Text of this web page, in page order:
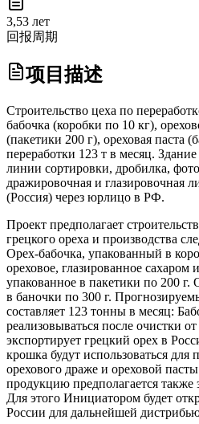
3,53 лет
回报周期
项目描述
Строительство цеха по
бабочка (коробки по 10 кг),
(пакетики 200 г), ореховая паста
переработки 123 т в месяц.
линии сортировки, дробилка,
дражировочная и глазировочная
(Россия) через юрлицо в РФ.
Проект предполагает
грецкого ореха и производства
Орех-бабочка, упакованный в
ореховое, глазированное сахаром
упакованное в пакетики по 200 г.
в баночки по 300 г.
составляет 123 тонны в месяц:
реализовываться после очистки
экспортирует грецкий орех в
крошка будут использоваться для
орехового драже и ореховой
продукцию предполагается также
Для этого Инициатором будет
России для дальнейшей